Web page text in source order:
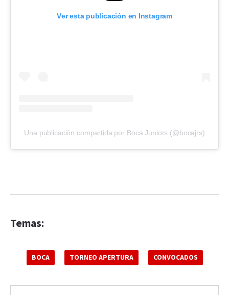
Ver esta publicación en Instagram
Una publicación compartida por Boca Juniors (@bocajrs)
Temas:
BOCA TORNEO APERTURA CONVOCADOS